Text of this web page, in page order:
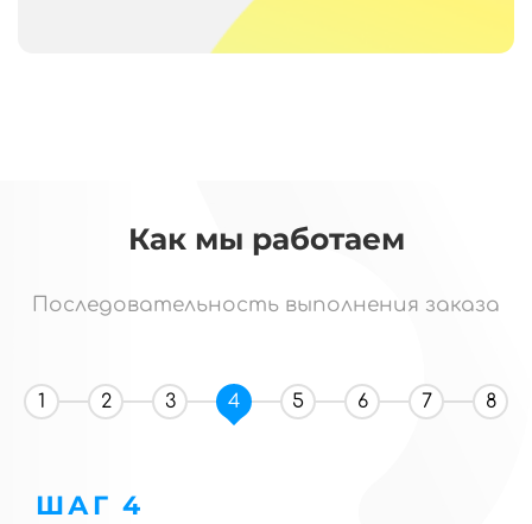
Как мы работаем
Последовательность выполнения заказа
1 2 3 4 5 6 7 8
ШАГ 4